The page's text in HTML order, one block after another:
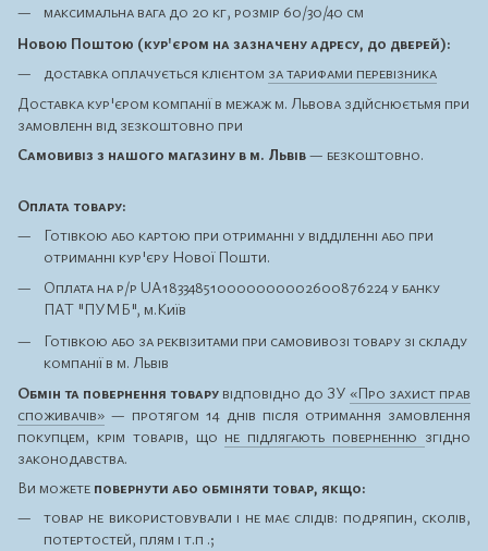
максимальна вага до 20 кг, розмір 60/30/40 см
Новою Поштою (кур'єром на зазначену адресу, до дверей):
доставка оплачується клієнтом за тарифами перевізника
Доставка кур'єром компанії в межаж м. Львова здійснюєтьмя при
замовленн від зезкоштовно при
Самовивіз з нашого магазину в м. Львів— безкоштовно.
Оплата товару:
Готівкою або картою при отриманні у відділенні або при
отриманні кур'єру Нової Пошти.
Оплата на р/р UA183348510000000002600876224 у банку
ПАТ "ПУМБ", м.Київ
Готівкою або за реквізитами при самовивозі товару зі складу
компанії в м. Львів
Обмін та повернення товару відповідно до ЗУ «Про захист прав
споживачів» — протягом 14 днів після отримання замовлення
покупцем, крім товарів, що не підлягають поверненню згідно
законодавства.
Ви можете повернути або обміняти товар, якщо:
товар не використовували і не має слідів: подряпин, сколів,
потертостей, плям і т.п .;